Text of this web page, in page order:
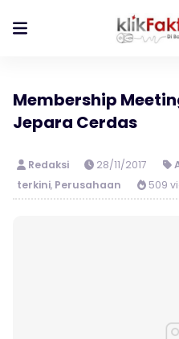
Membership
Jepara Cerdas
Redaksi 28/11/2017
terkini, Perusahaan 509